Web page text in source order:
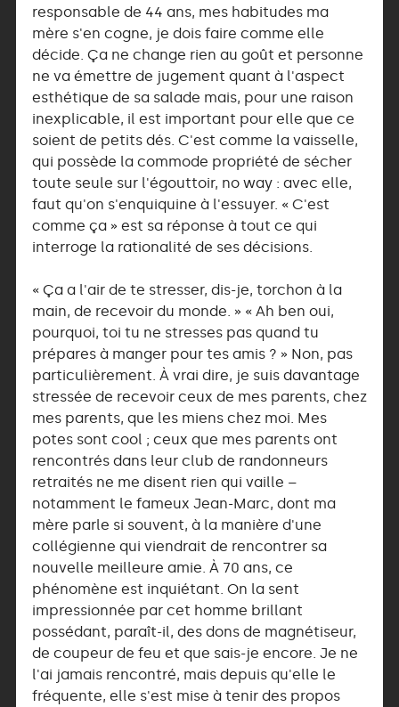
responsable de 44 ans, mes habitudes ma
mère s'en cogne, je dois faire comme elle
décide. Ça ne change rien au goût et personne
ne va émettre de jugement quant à l'aspect
esthétique de sa salade mais, pour une raison
inexplicable, il est important pour elle que ce
soient de petits dés. C'est comme la vaisselle,
qui possède la commode propriété de sécher
toute seule sur l'égouttoir, no way : avec elle,
faut qu'on s'enquiquine à l'essuyer. « C'est
comme ça » est sa réponse à tout ce qui
interroge la rationalité de ses décisions.
« Ça a l'air de te stresser, dis-je, torchon à la
main, de recevoir du monde. » « Ah ben oui,
pourquoi, toi tu ne stresses pas quand tu
prépares à manger pour tes amis ? » Non, pas
particulièrement. À vrai dire, je suis davantage
stressée de recevoir ceux de mes parents, chez
mes parents, que les miens chez moi. Mes
potes sont cool ; ceux que mes parents ont
rencontrés dans leur club de randonneurs
retraités ne me disent rien qui vaille –
notamment le fameux Jean-Marc, dont ma
mère parle si souvent, à la manière d'une
collégienne qui viendrait de rencontrer sa
nouvelle meilleure amie. À 70 ans, ce
phénomène est inquiétant. On la sent
impressionnée par cet homme brillant
possédant, paraît-il, des dons de magnétiseur,
de coupeur de feu et que sais-je encore. Je ne
l'ai jamais rencontré, mais depuis qu'elle le
fréquente, elle s'est mise à tenir des propos